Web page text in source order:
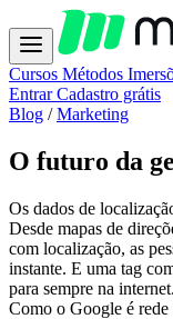
Cursos Métodos
EntrarCadastro grátis
Blog / Marketing
O futuro da
Os dados de
Desde mapas de
com localização, as
instante. E uma tag
para sempre na
Como o Google é